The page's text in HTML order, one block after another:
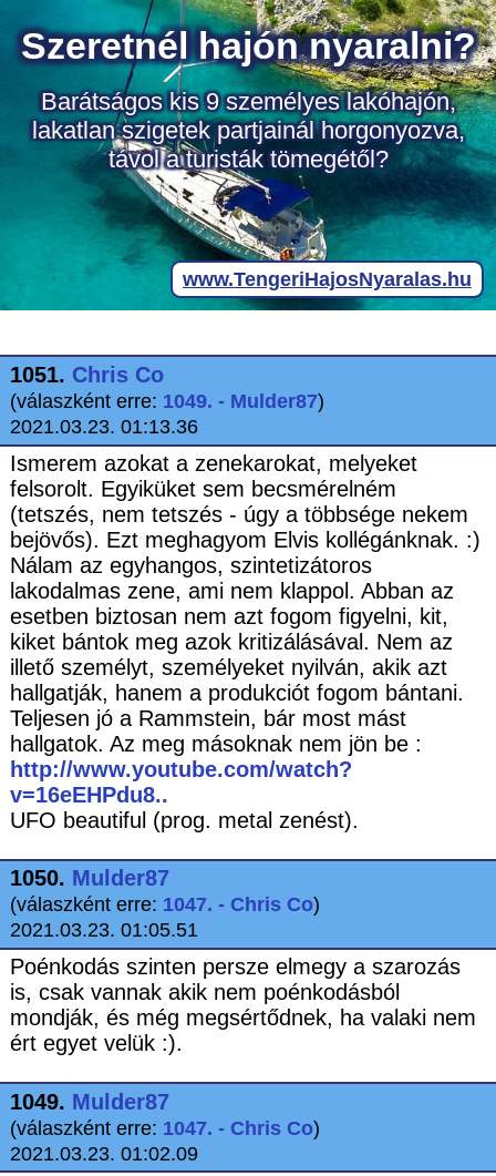
1051. Chris Co
(válaszként erre: 1049. - Mulder87)
2021.03.23. 01:13.36
Ismerem azokat a zenekarokat, melyeket
felsorolt. Egyiküket sem becsmérelném
(tetszés, nem tetszés - úgy a többsége nekem
bejövős). Ezt meghagyom Elvis kollégánknak. :)
Nálam az egyhangos, szintetizátoros
lakodalmas zene, ami nem klappol. Abban az
esetben biztosan nem azt fogom figyelni, kit,
kiket bántok meg azok kritizálásával. Nem az
illető személyt, személyeket nyilván, akik azt
hallgatják, hanem a produkciót fogom bántani.
Teljesen jó a Rammstein, bár most mást
hallgatok. Az meg másoknak nem jön be :
http://www.youtube.com/watch?
v=16eEHPdu8..
UFO beautiful (prog. metal zenést).
1050. Mulder87
(válaszként erre: 1047. - Chris Co)
2021.03.23. 01:05.51
Poénkodás szinten persze elmegy a szarozás
is, csak vannak akik nem poénkodásból
mondják, és még megsértődnek, ha valaki nem
ért egyet velük :).
1049. Mulder87
(válaszként erre: 1047. - Chris Co)
2021.03.23. 01:02.09